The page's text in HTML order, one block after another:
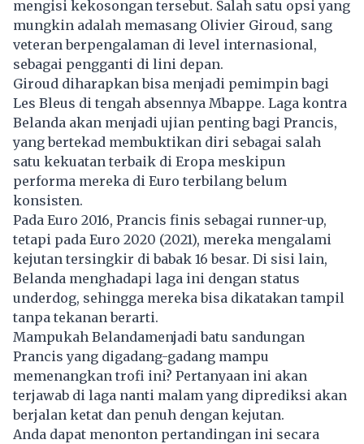
mengisi kekosongan tersebut. Salah satu opsi yang
mungkin adalah memasang Olivier Giroud, sang
veteran berpengalaman di level internasional,
sebagai pengganti di lini depan.
Giroud diharapkan bisa menjadi pemimpin bagi
Les Bleus di tengah absennya Mbappe. Laga kontra
Belanda akan menjadi ujian penting bagi Prancis,
yang bertekad membuktikan diri sebagai salah
satu kekuatan terbaik di Eropa meskipun
performa mereka di Euro terbilang belum
konsisten.
Pada Euro 2016, Prancis finis sebagai runner-up,
tetapi pada Euro 2020 (2021), mereka mengalami
kejutan tersingkir di babak 16 besar. Di sisi lain,
Belanda menghadapi laga ini dengan status
underdog, sehingga mereka bisa dikatakan tampil
tanpa tekanan berarti.
Mampukah Belandamenjadi batu sandungan
Prancis yang digadang-gadang mampu
memenangkan trofi ini? Pertanyaan ini akan
terjawab di laga nanti malam yang diprediksi akan
berjalan ketat dan penuh dengan kejutan.
Anda dapat menonton pertandingan ini secara